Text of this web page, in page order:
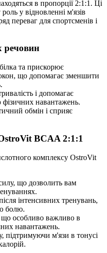
в пропорції 2:1:1. Ці
у відновленні м'язів
переваг для спортсменів і
речовин
та прискорює
що допомагає зменшити
і допомагає
фізичних навантажень.
обмін і сприяє
BCAA 2:1:1
комплексу OstroVit
що дозволить вам
інтенсивних тренувань,
болю.
особливо важливо в
навантажень.
підтримуючи м'язи в тонусі